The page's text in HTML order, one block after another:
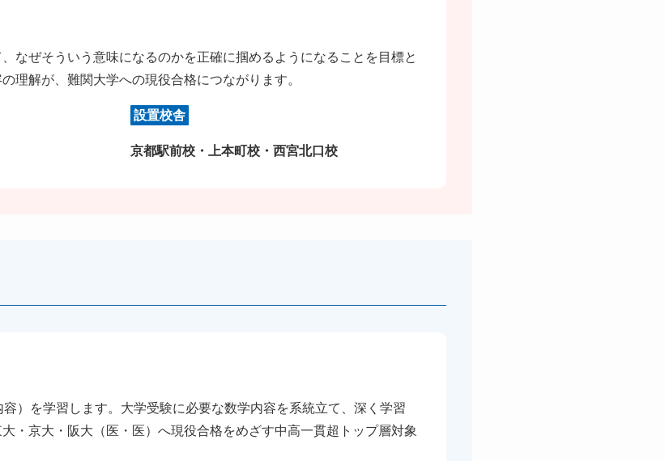
なぜそういう意味になるのかを正確に掴めるようになることを目標と
理解が、難関大学への現役合格につながります。
設置校舎
京都駅前校・上本町校・西宮北口校
）を学習します。大学受験に必要な数学内容を系統立て、深く学習
・京大・阪大（医・医）へ現役合格をめざす中高一貫超トップ層対象